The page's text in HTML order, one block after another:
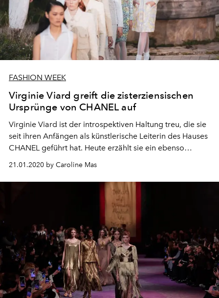
FASHION WEEK
Virginie Viard greift die zisterziensischen
Ursprünge von CHANEL auf
Virginie Viard ist der introspektiven Haltung treu, die sie
seit ihren Anfängen als künstlerische Leiterin des Hauses
CHANEL geführt hat. Heute erzählt sie ein ebenso
sensibles wie essentielles Kapitel über Gabrielle Chanels
Kindheit. Der gleiche Typ, der die Fundamente des
Double-C-Hauses installiert.
21.01.2020 by Caroline Mas